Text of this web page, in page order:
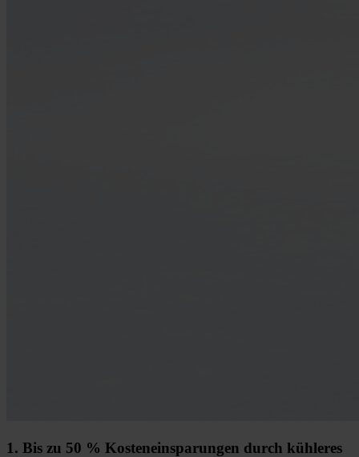
1. Bis zu 50 % Kosteneinsparungen durch kühleres